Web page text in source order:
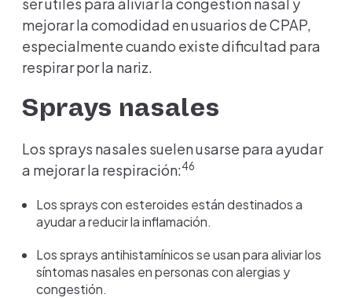
mejorar la comodidad en usuarios de CPAP,
especialmente cuando existe dificultad para
respirar por la nariz.
Sprays nasales
Los sprays nasales suelen usarse para ayudar
a mejorar la respiración:46
Los sprays con esteroides están destinados a
ayudar a reducir la inflamación.
Los sprays antihistamínicos se usan para aliviar los
síntomas nasales en personas con alergias y
congestión.